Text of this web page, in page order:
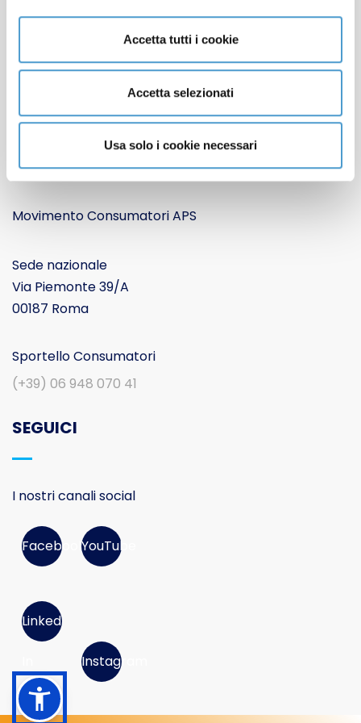
Accetta tutti i cookie
Accetta selezionati
Usa solo i cookie necessari
Contatti
Apertura sedi locali
Lavora con noi
Informativa Privacy
CONTATTACI
Movimento Consumatori APS
Sede nazionale
Via Piemonte 39/A
00187 Roma
Sportello Consumatori
(+39) 06 948 070 41
SEGUICI
I nostri canali social
FacebookYouTube
Linked
Instagram